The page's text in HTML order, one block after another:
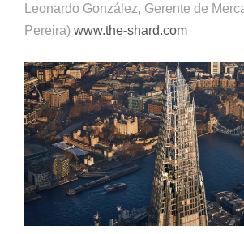
Leonardo González, Gerente de
Pereira) www.the-shard.com